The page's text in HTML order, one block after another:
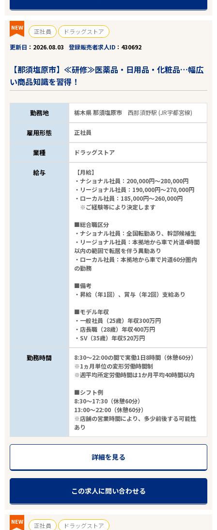
エリアで探す
NEW 正社員
ドラッグストア
更新日
2026.08.03 登録販売者求人ID 430692
【那須塩原市】≪研修≫医薬品・日用品・化粧品…幅広
い商品知識を習得！
勤務地 栃木県 那須塩原市西那須野駅 (JR宇都宮線)
雇用形態 正社員
業種 ドラッグストア
給与
【月給】
・ナショナル社員：200,000円～280,000円
・リージョナル社員：190,000円～270,000円
・ローカル社員：185,000円～260,000円
※ご経験等により決定します
■総合職区分
・ナショナル社員：全国転勤あり、幹部候補生
・リージョナル社員：本拠地から車で片道4時間
以内の範囲で転居を伴う異動あり
・ローカル社員：本拠地から車で片道60分圏内
の勤務
■備考
・昇給（年1回）、賞与（年2回）支給あり
■モデル年収
・一般社員（25歳）年収300万円
・店長職（28歳）年収400万円
・SV（35歳）年収520万円
勤務時間
8:30～22:00の間で実働1日8時間（休憩60分）
※1ヵ月単位の変形労働時間制
※週平均所定労働時間は1か月平均40時間以内
■シフト例
8:30～17:30（休憩60分）
13:00～22:00（休憩60分）
※店舗の営業時間により、多少前後する可能性
あり
詳細を見る
この求人に問い合わせる
NEW 正社員
ドラッグストア